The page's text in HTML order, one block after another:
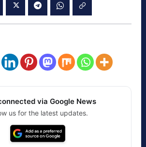
via Google News
us for the latest updates.